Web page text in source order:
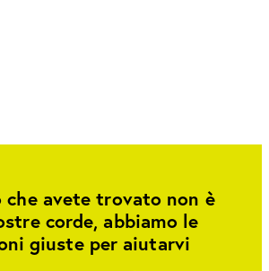
che avete trovato non è
corde, abbiamo le
giuste per aiutarvi